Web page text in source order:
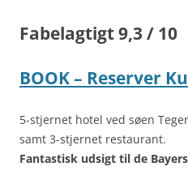
Fabelagtigt 9,3 / 10
BOOK – Reserver
5-stjernet hotel ved søen
samt 3-stjernet restaurant.
Fantastisk udsigt til de